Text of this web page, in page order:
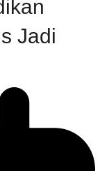
Jadi